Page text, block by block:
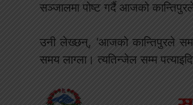
सञ्जालमा पोष्ट गर्दै आजको
उनी लेख्छन्, ‘आजको कान्तिपुरले
समय लाग्ला। त्यतिन्जेल सम्म